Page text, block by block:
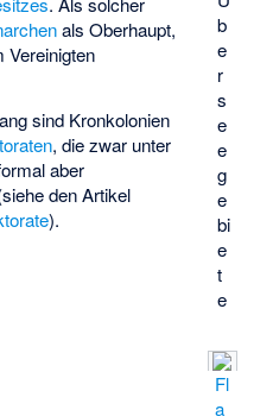
b
e
r
s
e
e
g
e
bi
e
t
e
Fl
a
als Oberhaupt,
Vereinigten
sind Kronkolonien
, die zwar unter
aber
den Artikel
).